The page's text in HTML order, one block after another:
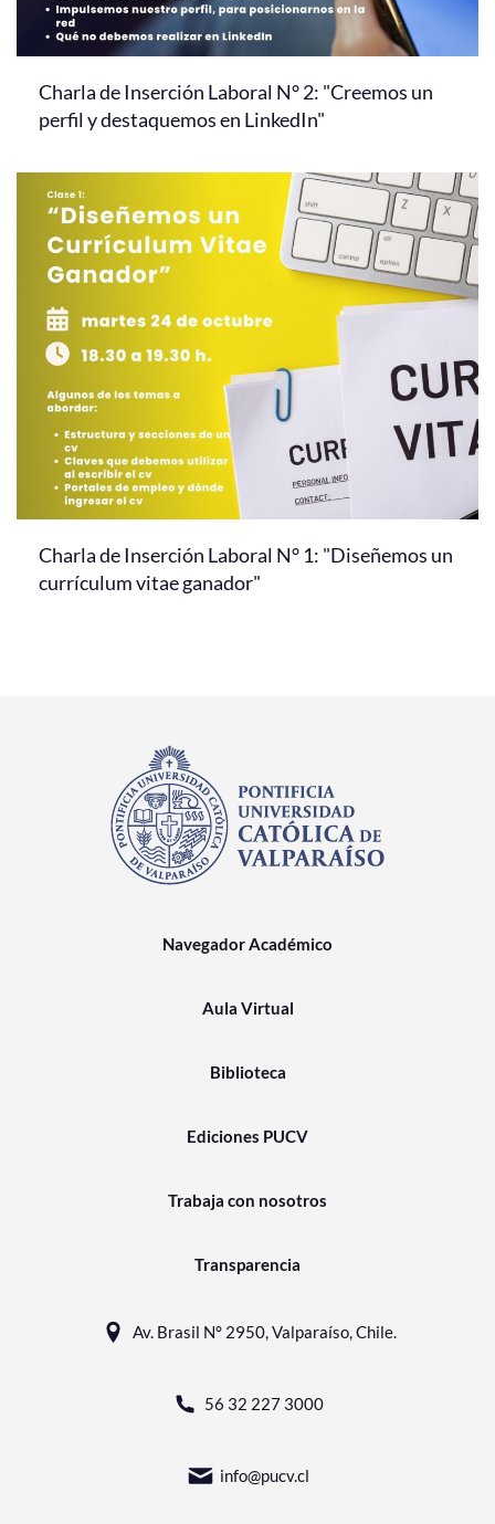
Charla de Inserción Laboral N° 2: "Creemos un
perfil y destaquemos en LinkedIn"
Charla de Inserción Laboral N° 1: "Diseñemos un
currículum vitae ganador"
Navegador Académico
Aula Virtual
Biblioteca
Ediciones PUCV
Trabaja con nosotros
Transparencia
Av. Brasil N° 2950, Valparaíso, Chile.
56 32 227 3000
info@pucv.cl